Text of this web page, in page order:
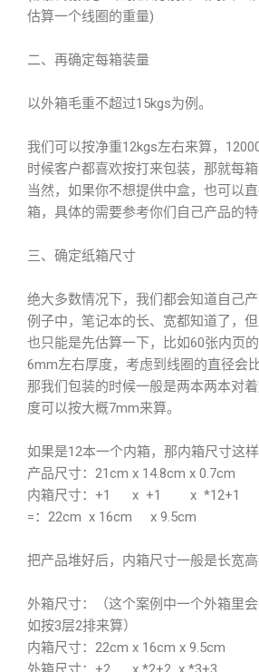
估算一个线圈的重量)
二、再确定每箱装量
以外箱毛重不超过15kgs为例。
我们可以按净重12kgs左右来算，
时候客户都喜欢按打来包装，那就每箱
当然，如果你不想提供中盒，也可以
箱，具体的需要参考你们自己产品的特
三、确定纸箱尺寸
绝大多数情况下，我们都会知道自己
例子中，笔记本的长、宽都知道了，
也只能是先估算一下，比如60张内页
6mm左右厚度，考虑到线圈的直径会
那我们包装的时候一般是两本两本对
度可以按大概7mm来算。
如果是12本一个内箱，那内箱尺寸这样
产品尺寸：21cm x 14.8cm x 0.7cm
内箱尺寸：+1 x +1 x *12+1
=：22cm x 16cm x 9.5cm
把产品堆好后，内箱尺寸一般是长宽
外箱尺寸：（这个案例中一个外箱里
如按3层2排来算）
内箱尺寸：22cm x 16cm x 9.5cm